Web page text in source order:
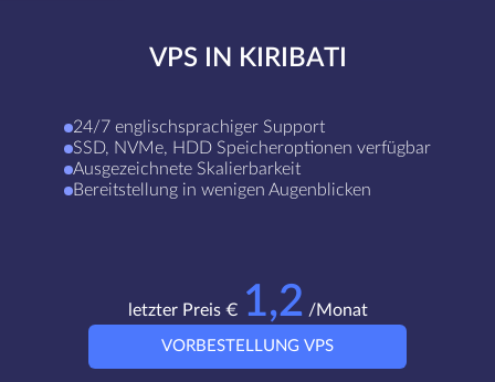
VPS IN KIRIBATI
24/7 englischsprachiger Support
SSD, NVMe, HDD Speicheroptionen verfügbar
Ausgezeichnete Skalierbarkeit
Bereitstellung in wenigen Augenblicken
letzter Preis € 1,2 /Monat
VORBESTELLUNG VPS